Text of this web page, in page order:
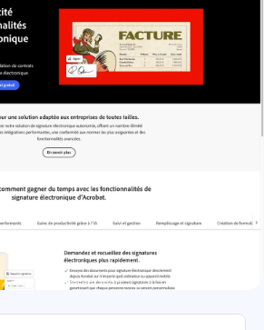
Adobe Sign: présentation